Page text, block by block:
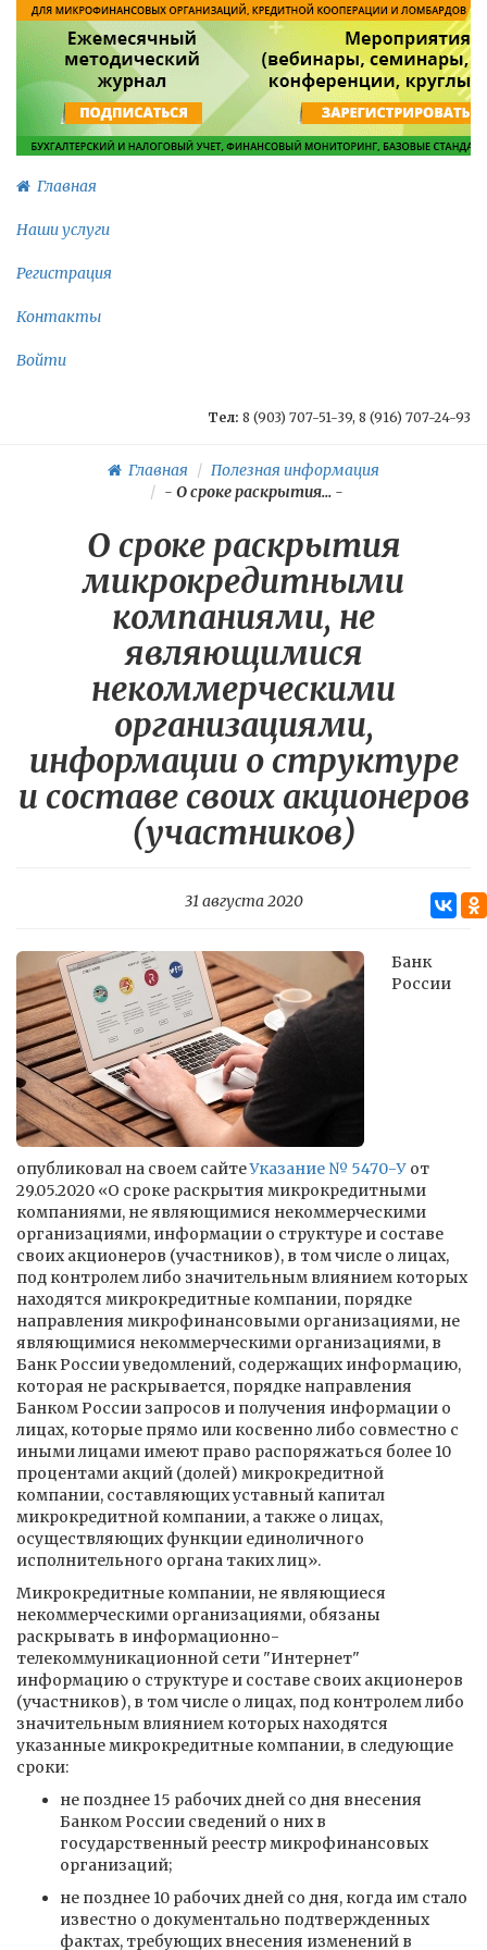
Главная
Наши услуги
Регистрация
Контакты
Войти
Тел: 8 (903) 707-51-39, 8 (916) 707-24-93
Главная
Полезная информация
- О сроке раскрытия...-
О сроке раскрытия
микрокредитными
компаниями, не
являющимися
некоммерческими
организациями,
информации о структуре
и составе своих акционеров
(участников)
31 августа 2020
Банк
России
опубликовал на своем сайтеУказание № 5470-У от
29.05.2020 «О сроке раскрытия микрокредитными
компаниями, не являющимися некоммерческими
организациями, информации о структуре и составе
своих акционеров (участников), в том числе о лицах,
под контролем либо значительным влиянием которых
находятся микрокредитные компании, порядке
направления микрофинансовыми организациями, не
являющимися некоммерческими организациями, в
Банк России уведомлений, содержащих информацию,
которая не раскрывается, порядке направления
Банком России запросов и получения информации о
лицах, которые прямо или косвенно либо совместно с
иными лицами имеют право распоряжаться более 10
процентами акций (долей) микрокредитной
компании, составляющих уставный капитал
микрокредитной компании, а также о лицах,
осуществляющих функции единоличного
исполнительного органа таких лиц».
Микрокредитные компании, не являющиеся
некоммерческими организациями, обязаны
раскрывать в информационно-
телекоммуникационной сети "Интернет"
информацию о структуре и составе своих акционеров
(участников), в том числе о лицах, под контролем либо
значительным влиянием которых находятся
указанные микрокредитные компании, в следующие
сроки:
не позднее 15 рабочих дней со дня внесения
Банком России сведений о них в
государственный реестр микрофинансовых
организаций;
не позднее 10 рабочих дней со дня, когда им стало
известно о документально подтвержденных
фактах, требующих внесения изменений в